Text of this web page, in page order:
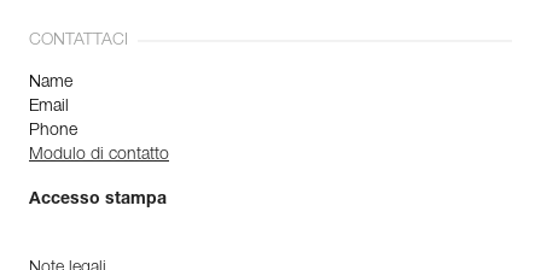
CONTATTACI
Name
Email
Phone
Modulo di contatto
Accesso stampa